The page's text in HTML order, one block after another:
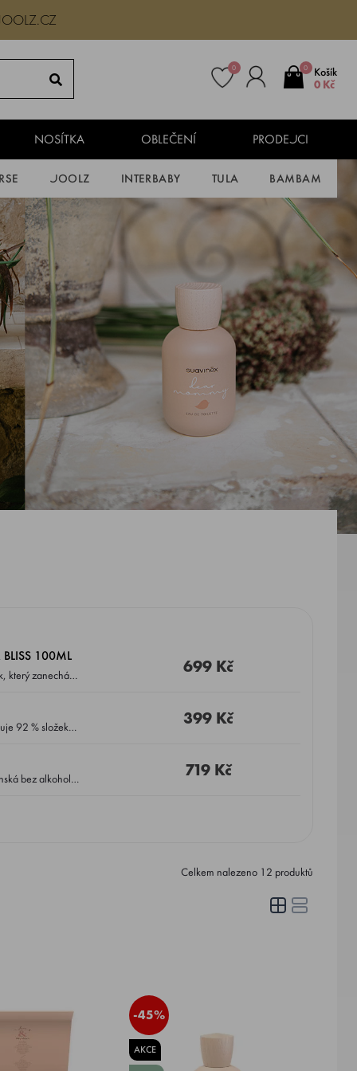
0
Košík
0 Kč
0
NOSÍTKA OBLEČENÍ PRODEJCI
JOOLZ INTERBABY TULA BAMBAM
100ML 699 Kč
399 Kč
719 Kč
Celkem nalezeno 12 produktů
-45%
AKCE